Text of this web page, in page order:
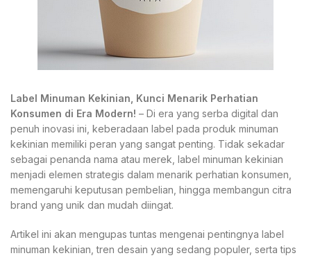
Label Minuman Kekinian, Kunci Menarik Perhatian
Konsumen di Era Modern! – Di era yang serba digital dan
penuh inovasi ini, keberadaan label pada produk minuman
kekinian memiliki peran yang sangat penting. Tidak sekadar
sebagai penanda nama atau merek, label minuman kekinian
menjadi elemen strategis dalam menarik perhatian konsumen,
memengaruhi keputusan pembelian, hingga membangun citra
brand yang unik dan mudah diingat.
Artikel ini akan mengupas tuntas mengenai pentingnya label
minuman kekinian, tren desain yang sedang populer, serta tips